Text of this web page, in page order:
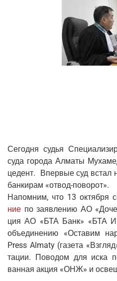
Сего­дня судья
суда горо­да Алма­ты
це­дент. Впер­вые суд встал
бан­ки­рам «отвод-пово­рот».
Напом­ним, что 13 октяб­ря
ние по заяв­ле­нию АО
ция АО «БТА Банк» «БТА
объ­еди­не­нию «Оста­вим
Press Almaty (газе­та
та­ции. Пово­дом для иска
ван­ная акция «ОНЖ» и